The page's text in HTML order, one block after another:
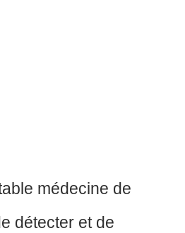
médecine de
détecter et de